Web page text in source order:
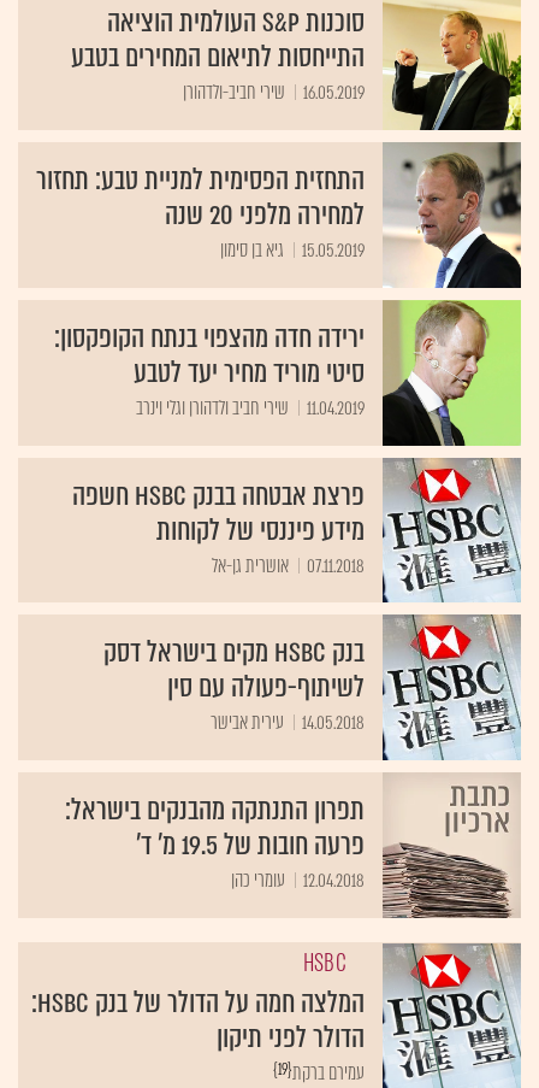
סוכנות S&P העולמית הוציאה
התייחסות לתיאום המחירים בטבע
16.05.2019 שירי חביב-ולדהורן
התחזית הפסימית למניית טבע: תחזור
למחירה מלפני 20 שנה
15.05.2019 גיא בן סימון
ירידה חדה מהצפוי בנתח הקופקסון:
סיטי מוריד מחיר יעד לטבע
11.04.2019 שירי חביב ולדהורן וגלי וינרב
פרצת אבטחה בבנק HSBC חשפה
מידע פיננסי של לקוחות
07.11.2018 אושרית גן-אל
בנק HSBC מקים בישראל דסק
לשיתוף-פעולה עם סין
14.05.2018 עירית אבישר
תפרון התנתקה מהבנקים בישראל:
פרעה חובות של 19.5 מ' ד'
12.04.2018 עומרי כהן
HSBC
המלצה חמה על הדולר של בנק HSBC:
הדולר לפני תיקון
{19}עמירם ברקת